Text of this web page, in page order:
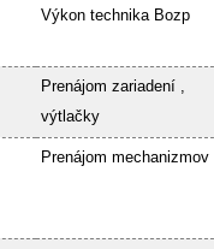
Výkon technika Bozp
Prenájom zariadení ,
výtlačky
Prenájom mechanizmov